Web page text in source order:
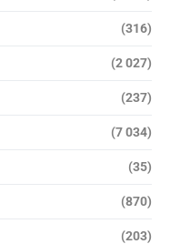
(316)
(2 027)
(237)
(7 034)
(35)
(870)
(203)